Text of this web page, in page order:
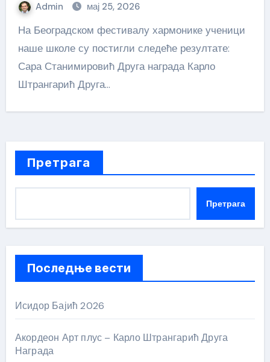
Admin мај 25, 2026
На Београдском фестивалу хармонике ученици
наше школе су постигли следеће резултате:
Сара Станимировић Друга награда Карло
Штрангарић Друга…
Претрага
Претрага
Последње вести
Исидор Бајић 2026
Акордеон Арт плус – Карло Штрангарић Друга
Награда